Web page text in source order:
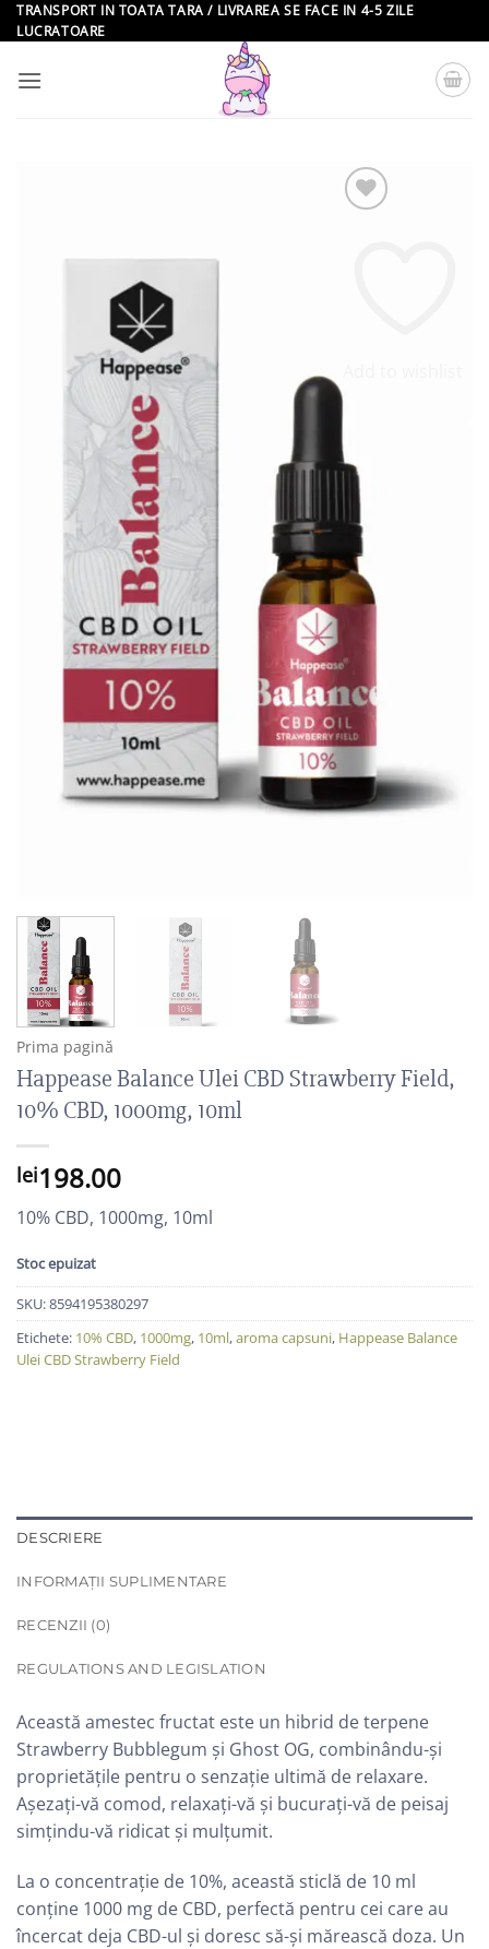
Skip
to
TRANSPORT IN TOATA TARA / LIVRAREA SE FACE IN 4-5 ZILE
LUCRATOARE
Prima pagină
Happease Balance Ulei CBD Strawberry Field,
10% CBD, 1000mg, 10ml
lei198.00
10% CBD, 1000mg, 10ml
Stoc epuizat
SKU:8594195380297
Etichete: 10% CBD, 1000mg, 10ml,aroma capsuni, Happease Balance
Ulei CBD Strawberry Field
DESCRIERE
INFORMAȚII SUPLIMENTARE
RECENZII (0)
REGULATIONS AND LEGISLATION
Această amestec fructat este un hibrid de terpene
Strawberry Bubblegum și Ghost OG, combinându-și
proprietățile pentru o senzație ultimă de relaxare.
Așezați-vă comod, relaxați-vă și bucurați-vă de peisaj
simțindu-vă ridicat și mulțumit.
La o concentrație de 10%, această sticlă de 10 ml
conține 1000 mg de CBD, perfectă pentru cei care au
încercat deja CBD-ul și doresc să-și mărească doza. Un